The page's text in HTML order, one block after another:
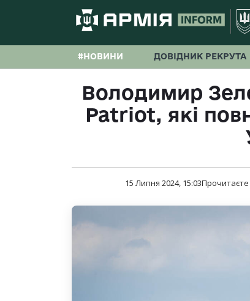
#НОВИНИ ДОВІДНИК РЕКРУТА
Володимир
Patriot, які
15 Липня 2024, 15:03Прочитаєте